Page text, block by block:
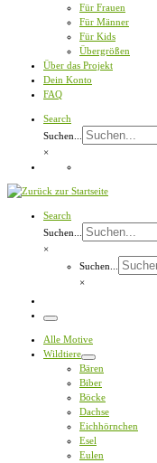
Für Frauen
Für Männer
Für Kids
Übergrößen
Über das Projekt
Dein Konto
FAQ
Search
Suchen...
×
Search
Suchen...
×
Suchen...
×
Menü
Alle Motive
Wildtiere
Bären
Biber
Böcke
Dachse
Eichhörnchen
Esel
Eulen